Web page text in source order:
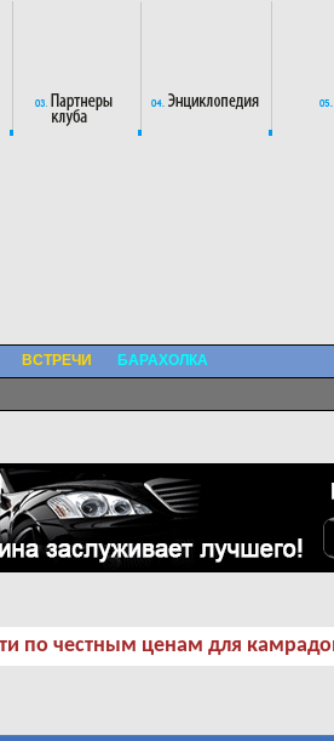
ВСТРЕЧИ БАРАХОЛКА
по честным ценам для